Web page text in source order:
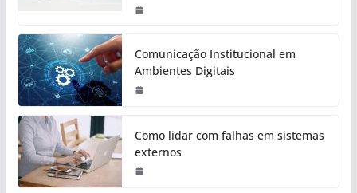
Comunicação Institucional em
Ambientes Digitais
Como lidar com falhas em sistemas
externos